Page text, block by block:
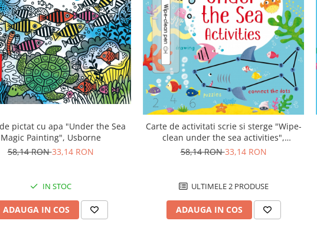
pictat cu apa "Under the Sea
Magic Painting", Usborne
58,14 RON33,14 RON
IN STOC
ADAUGA IN COS
Carte de activitati scrie si sterge "Wipe-
clean under the sea activities",
reutilizabila, Usborne
58,14 RON33,14 RON
ULTIMELE 2 PRODUSE
ADAUGA IN COS